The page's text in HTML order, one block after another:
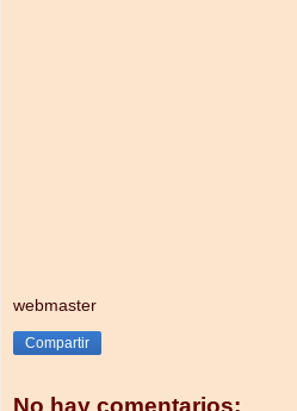
webmaster
Compartir
No hay comentarios: